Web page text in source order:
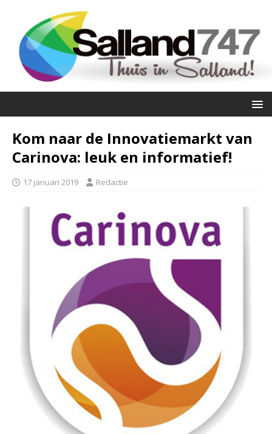
Kom naar de Innovatiemarkt van
Carinova: leuk en informatief!
17 januari 2019 Redactie